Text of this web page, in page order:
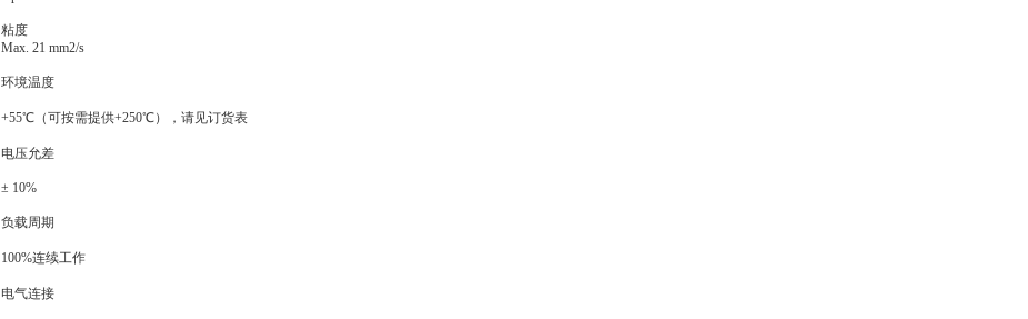
粘度
Max. 21 mm2/s
环境温度
+55℃（可按需提供+250℃），请见订货表
电压允差
± 10%
负载周期
100%连续工作
电气连接